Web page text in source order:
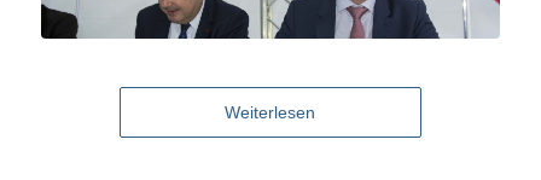
Weiterlesen